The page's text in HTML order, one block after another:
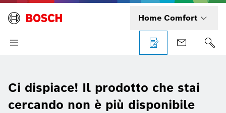
Home Comfort
Ci dispiace! Il prodotto che stai
cercando non è più disponibile